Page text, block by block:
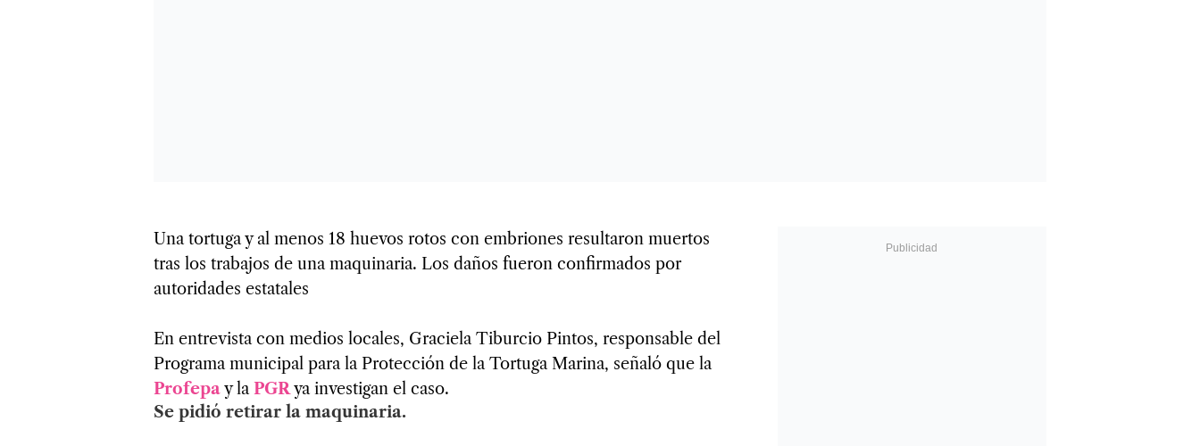
Una tortuga y al menos 18 huevos rotos con embriones resultaron muertos
tras los trabajos de una maquinaria. Los daños fueron confirmados por
autoridades estatales
En entrevista con medios locales, Graciela Tiburcio Pintos, responsable del
Programa municipal para la Protección de la Tortuga Marina, señaló que la
Profepay la PGRya investigan el caso.
Se pidió retirar la maquinaria.